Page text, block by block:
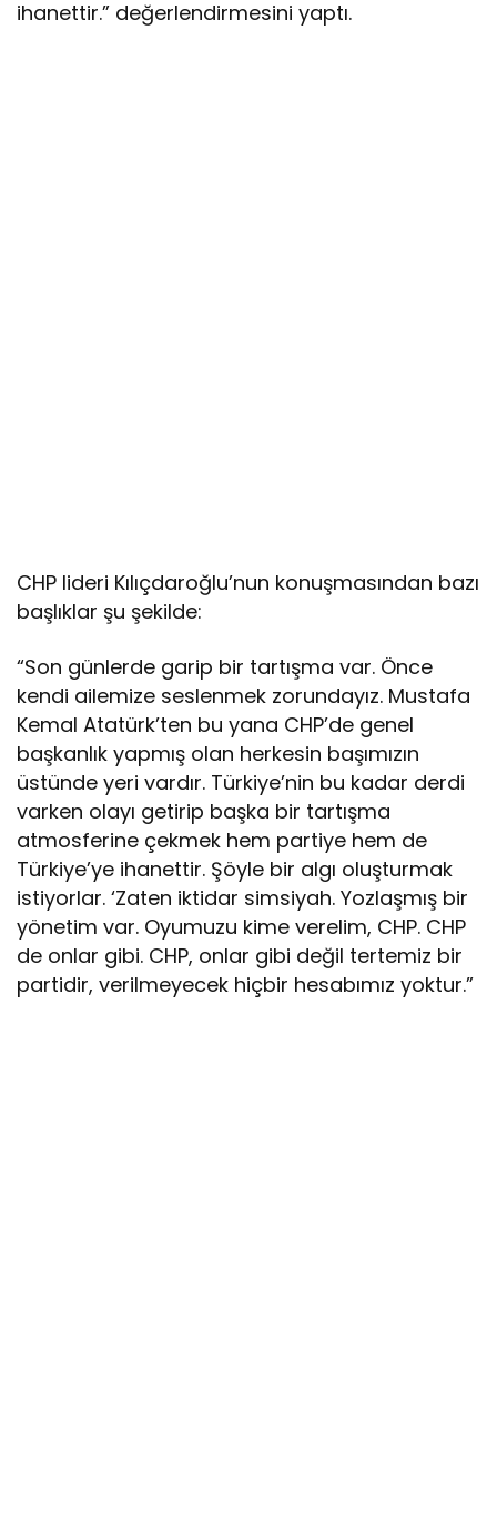
ihanettir.” değerlendirmesini yaptı.
CHP lideri Kılıçdaroğlu’nun konuşmasından bazı
başlıklar şu şekilde:
“Son günlerde garip bir tartışma var. Önce
kendi ailemize seslenmek zorundayız. Mustafa
Kemal Atatürk’ten bu yana CHP’de genel
başkanlık yapmış olan herkesin başımızın
üstünde yeri vardır. Türkiye’nin bu kadar derdi
varken olayı getirip başka bir tartışma
atmosferine çekmek hem partiye hem de
Türkiye’ye ihanettir. Şöyle bir algı oluşturmak
istiyorlar. ‘Zaten iktidar simsiyah. Yozlaşmış bir
yönetim var. Oyumuzu kime verelim, CHP. CHP
de onlar gibi. CHP, onlar gibi değil tertemiz bir
partidir, verilmeyecek hiçbir hesabımız yoktur.”